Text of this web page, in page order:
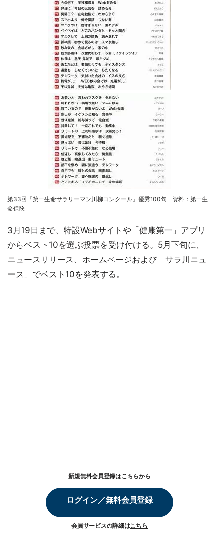
第33回『第一生命サラリーマン川柳コンクール』優秀100句 資料：第一生
命保険
3月19日まで、特設Webサイトや「健康第一」アプリ
からベスト10を選ぶ投票を受け付ける。5月下旬に、
ニュースリリース、ホームページおよび「サラ川ニュ
ース」でベスト10を発表する。
新規無料会員登録はこちらから
ログイン／無料会員登録
会員サービスの詳細はこちら